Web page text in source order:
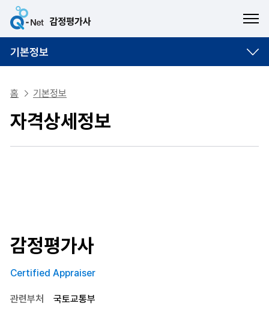
기본정보
홈 기본정보
자격상세정보
감정평가사
Certified Appraiser
관련부처
국토교통부